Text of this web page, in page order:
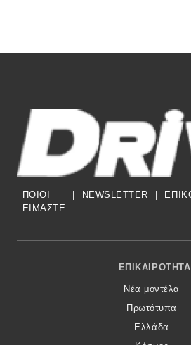
ΠΟΙΟΙ
ΕΙΜΑΣΤΕ
| NEWSLETTER |
Footer Menu
ΕΠΙΚΑΙΡΌΤΗΤΑ
Νέα μοντέλα
Πρωτότυπα
Ελλάδα